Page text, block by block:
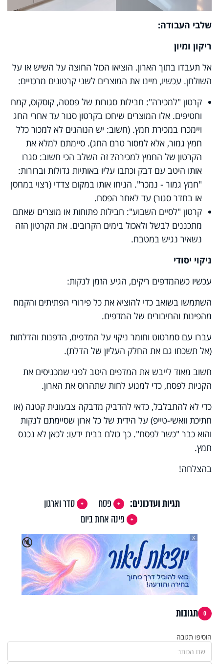
שלבי העבודה:
ריקון ומיון
אל תעבדו בתוך הארון. הוציאו הכול החוצה על השיש או על
השולחן. עכשיו, מיינו את המוצרים לשני קרטונים מרכזיים:
קרטון "למכירה": חבילות סגורות של פסטה, קוסקוס, קמח
וחטיפים. אלו המוצרים שיחכו בקרטון סגור עד אחרי החג
ויימכרו במכירת חמץ. (חשוב: יש הנוהגים לא למכור כלל
חמץ גמור, אלא למסור טרם החג). סיימתם למלא את
הקרטון של החמץ למכירה? זה השלב הכי חשוב: סגרו
אותו היטב עם דבק וכתבו עליו באותיות גדולות וברורות:
"חמץ גמור - נמכר". הניחו אותו במקום צדדי (רצוי במחסן
או בחדר סגור) עד לאחר הפסח.
קרטון "לסיים השבוע": חבילות פתוחות או מוצרים שאתם
מתכננים לבשל ולאכול בימים הקרובים. את הקרטון הזה
נשאיר נגיש במטבח.
ניקוי יסודי
עכשיו כשהמדפים ריקים, הגיע הזמן לנקות:
השתמשו בשואב כדי להוציא את כל פירורי הפתיתים והקמח
מהפינות והחיבורים של המדפים.
עברו עם סמרטוט וחומר ניקוי על המדפים, הדפנות והדלתות
(אל תשכחו גם את החלק העליון של הדלת).
חשוב מאוד לייבש את המדפים היטב לפני שמכניסים את
הקניות לפסח, כדי למנוע לחות שתהרוס את הארון.
כדי לא להתבלבל, כדאי להדביק מדבקה צבעונית קטנה (או
חתיכת וואשי-טייפ) על הידית של כל ארון שסיימתם לנקות
והוא כבר "כשר לפסח". כך כולם בבית ידעו: לכאן לא נכנס
חמץ.
בהצלחה!
תגיות ועדכונים: פסח
סדר וארגון
פינה אחת ביום
🔇
X
0 תגובות
הוסיפו תגובה